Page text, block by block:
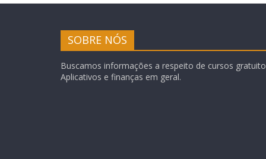
SOBRE NÓS
Buscamos informações a respeito de cursos
Aplicativos e finanças em geral.